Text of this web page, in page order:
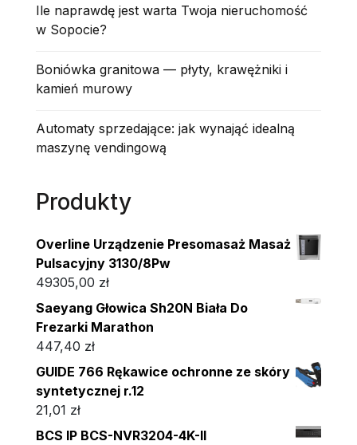
Ile naprawdę jest warta Twoja nieruchomość
w Sopocie?
Boniówka granitowa — płyty, krawężniki i
kamień murowy
Automaty sprzedające: jak wynająć idealną
maszynę vendingową
Produkty
Overline Urządzenie Presomasaż Masaż
Pulsacyjny 3130/8Pw
49305,00 zł
Saeyang Głowica Sh20N Biała Do
Frezarki Marathon
447,40 zł
GUIDE 766 Rękawice ochronne ze skóry
syntetycznej r.12
21,01 zł
BCS IP BCS-NVR3204-4K-II